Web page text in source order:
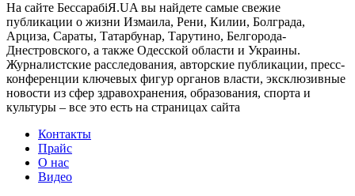
На сайте БессарабіЯ.UA вы найдете самые свежие
публикации о жизни Измаила, Рени, Килии, Болграда,
Арциза, Сараты, Татарбунар, Тарутино, Белгорода-
Днестровского, а также Одесской области и Украины.
Журналистские расследования, авторские публикации, пресс-
конференции ключевых фигур органов власти, эксклюзивные
новости из сфер здравохранения, образования, спорта и
культуры – все это есть на страницах сайта
Контакты
Прайс
О нас
Видео